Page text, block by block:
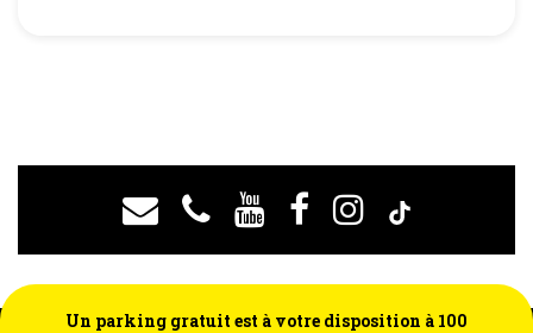
Un parking gratuit est à votre disposition à 100